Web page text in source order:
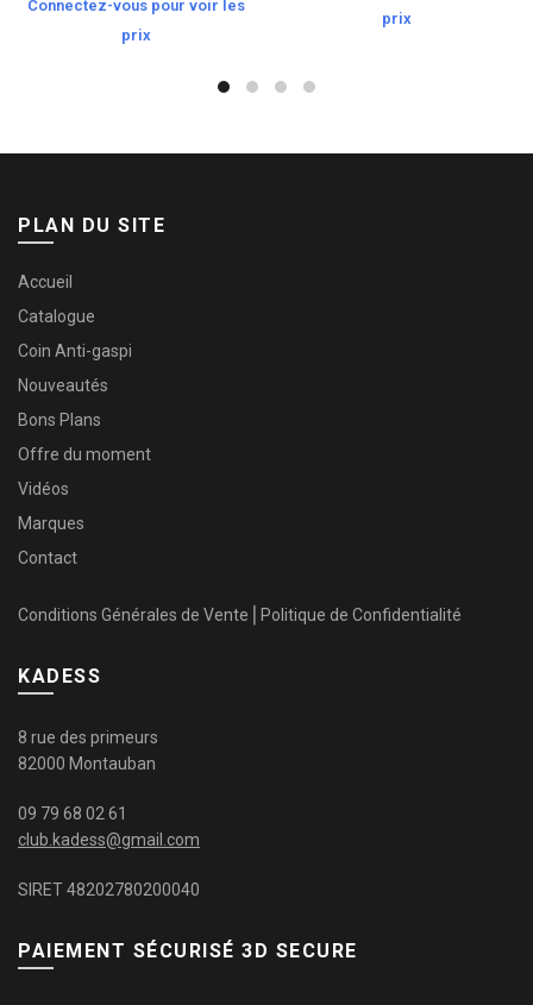
Connectez-vous pour voir les
prix
prix
PLAN DU SITE
Accueil
Catalogue
Coin Anti-gaspi
Nouveautés
Bons Plans
Offre du moment
Vidéos
Marques
Contact
Conditions Générales de Vente Politique de Confidentialité
KADESS
8 rue des primeurs
82000 Montauban
09 79 68 02 61
club.kadess@gmail.com
SIRET 48202780200040
PAIEMENT SÉCURISÉ 3D SECURE